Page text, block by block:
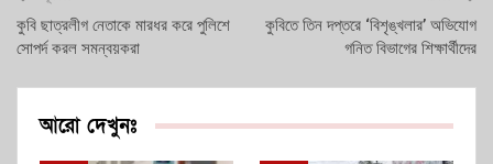
কুবি ছাত্রলীগ নেতাকে মারধর করে পুলিশে
সোপর্দ করল সমন্বয়করা
কুবিতে তিন দপ্তরে ‘বিশৃঙ্খলার’ অভিযোগ
গনিত বিভাগের শিক্ষার্থীদের
আরো দেখুনঃ